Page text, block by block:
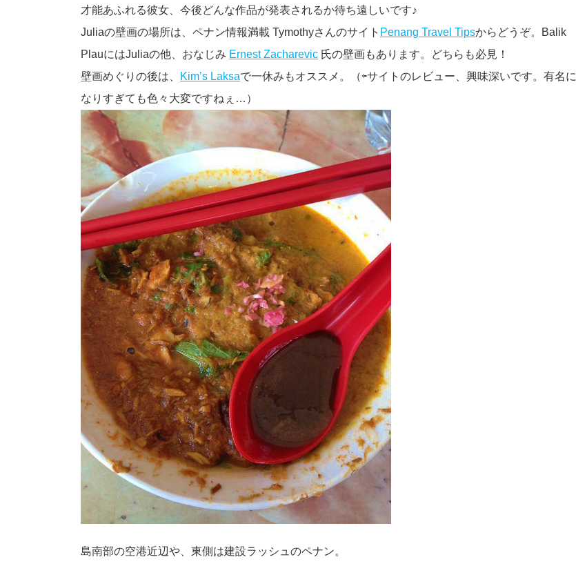
才能あふれる彼女、今後どんな作品が発表されるか待ち遠しいです♪
Juliaの壁画の場所は、ペナン情報満載 Tymothyさんのサイト Penang Travel Tipsからどうぞ。Balik
PlauにはJuliaの他、おなじみ Ernest Zacharevic 氏の壁画もあります。どちらも必見！
壁画めぐりの後は、
Kim’s Laksaで一休みもオススメ。（⇦サイトのレビュー、興味深いです。有名に
なりすぎても色々大変ですねぇ…）
島南部の空港近辺や、東側は建設ラッシュのペナン。